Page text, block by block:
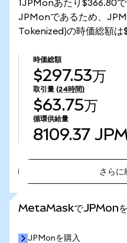
1JPMonあたり$366.80
JPMonであるため、
Tokenized)の時価総額は
時価総額
$297.53万
取引量 (24時間)
$63.75万
循環供給量
8109.37
さらに
MetaMaskでJPMonを
JPMonを購入